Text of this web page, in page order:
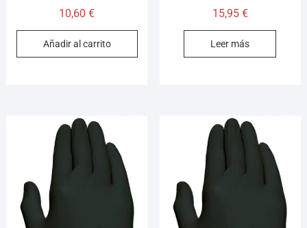
10,60€
Añadir al carrito
15,95 €
Leer más